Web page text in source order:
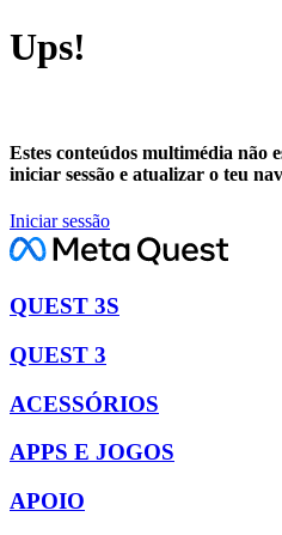
Ups!
Estes conteúdos multimédia não
iniciar sessão e atualizar o teu
Iniciar sessão
QUEST 3S
QUEST 3
ACESSÓRIOS
APPS E JOGOS
APOIO